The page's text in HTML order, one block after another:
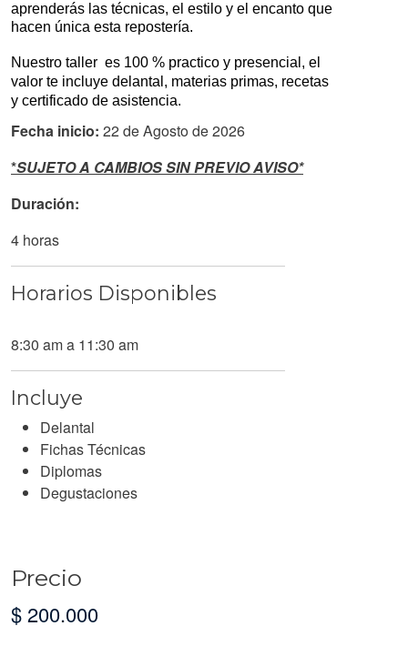
aprenderás las técnicas, el estilo y el encanto que
hacen única esta repostería.
Nuestro taller  es 100 % practico y presencial, el
valor te incluye delantal, materias primas, recetas
y certificado de asistencia.
Fecha inicio: 22 de Agosto de 2026
*SUJETO A CAMBIOS SIN PREVIO AVISO*
Duración:
4 horas
Horarios Disponibles
8:30 am a 11:30 am
Incluye
Delantal
Fichas Técnicas
Diplomas
Degustaciones
Precio
$ 200.000